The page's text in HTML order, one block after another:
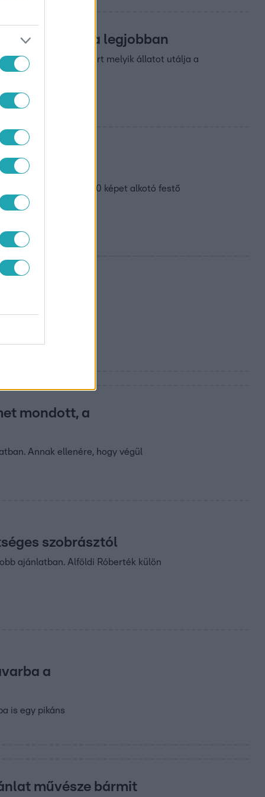
állatot utálja a legjobban
hogy Alföldi Róbert melyik állatot utálja a
Varga Zoltán
A több mint 500 képet alkotó festő
Dominiket
mondott, a
Annak ellenére, hogy végül
szobrásztól
ajánlatban. Alföldi Róberték külön
a
is egy pikáns
művésze bármit